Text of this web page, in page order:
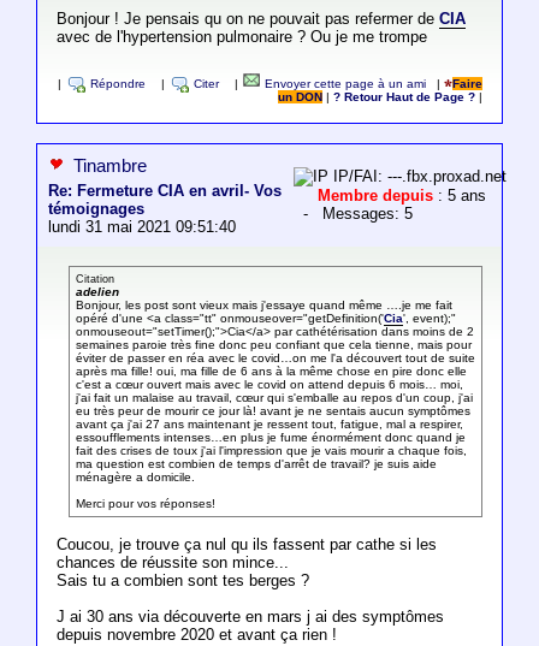
Bonjour ! Je pensais qu on ne pouvait pas refermer de CIA
avec de l'hypertension pulmonaire ? Ou je me trompe
Répondre Citer Envoyer cette page à un ami |
Faire
un DON
|? Retour Haut de Page ?
Tinambre
Re: Fermeture CIA en avril- Vos
témoignages
lundi 31 mai 2021 09:51:40
IP/FAI: ---.fbx.proxad.net
Membre depuis : 5 ans
- Messages: 5
Citation
adelien
Bonjour, les post sont vieux mais j'essaye quand même ….je me fait
opéré d'une <a class="tt" onmouseover="getDefinition('Cia', event);"
onmouseout="setTimer();">Cia</a> par cathétérisation dans moins de 2
semaines paroie très fine donc peu confiant que cela tienne, mais pour
éviter de passer en réa avec le covid…on me l'a découvert tout de suite
après ma fille! oui, ma fille de 6 ans à la même chose en pire donc elle
c'est a cœur ouvert mais avec le covid on attend depuis 6 mois… moi,
j'ai fait un malaise au travail, cœur qui s'emballe au repos d'un coup, j'ai
eu très peur de mourir ce jour là! avant je ne sentais aucun symptômes
avant ça j'ai 27 ans maintenant je ressent tout, fatigue, mal a respirer,
essoufflements intenses…en plus je fume énormément donc quand je
fait des crises de toux j'ai l'impression que je vais mourir a chaque fois,
ma question est combien de temps d'arrêt de travail? je suis aide
ménagère a domicile.
Merci pour vos réponses!
Coucou, je trouve ça nul qu ils fassent par cathe si les
chances de réussite son mince...
Sais tu a combien sont tes berges ?
J ai 30 ans via découverte en mars j ai des symptômes
depuis novembre 2020 et avant ça rien !